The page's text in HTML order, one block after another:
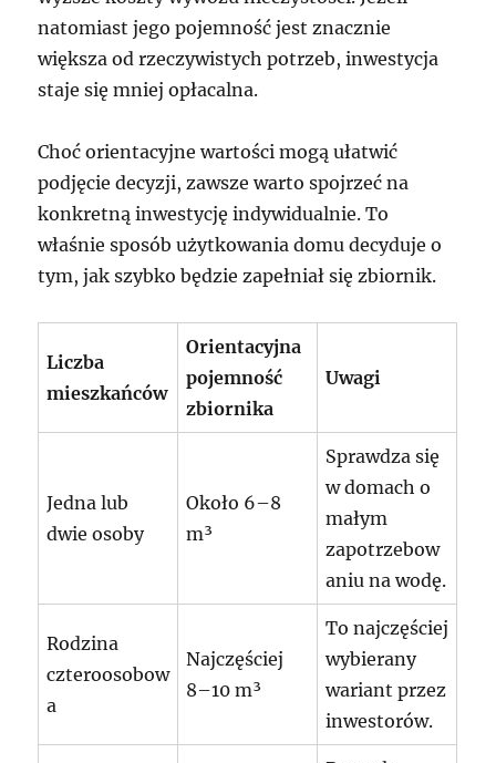
natomiast jego pojemność jest znacznie
większa od rzeczywistych potrzeb, inwestycja
staje się mniej opłacalna.
Choć orientacyjne wartości mogą ułatwić
podjęcie decyzji, zawsze warto spojrzeć na
konkretną inwestycję indywidualnie. To
właśnie sposób użytkowania domu decyduje o
tym, jak szybko będzie zapełniał się zbiornik.
Liczba
mieszkańców
Orientacyjna
pojemność
zbiornika
Uwagi
Jedna lub
dwie osoby
Około 6–8
m³
Sprawdza się
w domach o
małym
zapotrzebow
aniu na wodę.
Rodzina
czteroosobow
a
Najczęściej
8–10 m³
To najczęściej
wybierany
wariant przez
inwestorów.